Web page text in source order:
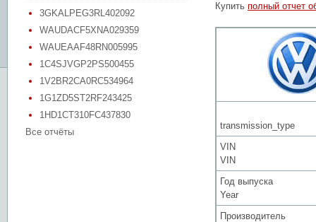
3GKALPEG3RL402092
WAUDACF5XNA029359
WAUEAAF48RN005995
1C4SJVGP2PS500455
1V2BR2CA0RC534964
1G1ZD5ST2RF243425
1HD1CT310FC437830
Все отчёты
Купить полный отчет
transmission_type
VIN
VIN
Год выпуска
Year
Производитель